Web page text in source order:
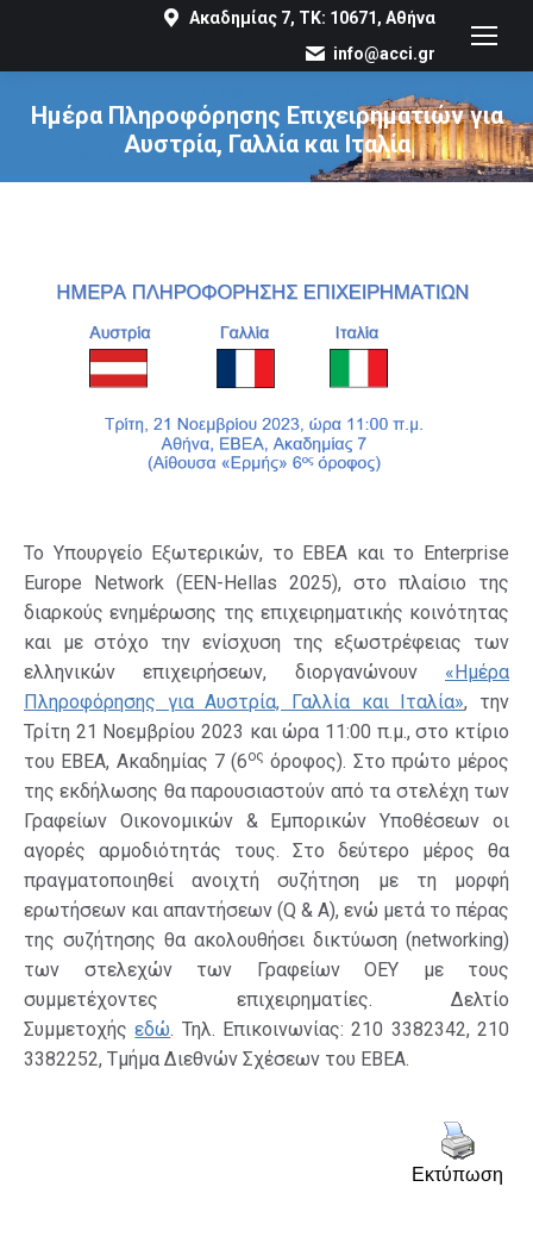
Ακαδημίας 7, ΤΚ: 10671, Αθήνα
info@acci.gr
Ημέρα Πληροφόρησης Επιχειρηματιών για
Αυστρία, Γαλλία και Ιταλία
You are here:
Το Υπουργείο Εξωτερικών, το ΕΒΕΑ και το Enterprise
Europe Network (EEN-Hellas 2025), στο πλαίσιο της
διαρκούς ενημέρωσης της επιχειρηματικής κοινότητας
και με στόχο την ενίσχυση της εξωστρέφειας των
ελληνικών επιχειρήσεων, διοργανώνουν «Ημέρα
Πληροφόρησης για Αυστρία, Γαλλία και Ιταλία», την
Τρίτη 21 Νοεμβρίου 2023 και ώρα 11:00 π.μ., στο κτίριο
του ΕΒΕΑ, Ακαδημίας 7 (6ος όροφος). Στο πρώτο μέρος
της εκδήλωσης θα παρουσιαστούν από τα στελέχη των
Γραφείων Οικονομικών & Εμπορικών Υποθέσεων οι
αγορές αρμοδιότητάς τους. Στο δεύτερο μέρος θα
πραγματοποιηθεί ανοιχτή συζήτηση με τη μορφή
ερωτήσεων και απαντήσεων (Q & A), ενώ μετά το πέρας
της συζήτησης θα ακολουθήσει δικτύωση (networking)
των στελεχών των Γραφείων ΟΕΥ με τους
συμμετέχοντες επιχειρηματίες. Δελτίο
Συμμετοχήςεδώ. Τηλ. Επικοινωνίας: 210 3382342, 210
3382252, Τμήμα Διεθνών Σχέσεων του ΕΒΕΑ.
Εκτύπωση